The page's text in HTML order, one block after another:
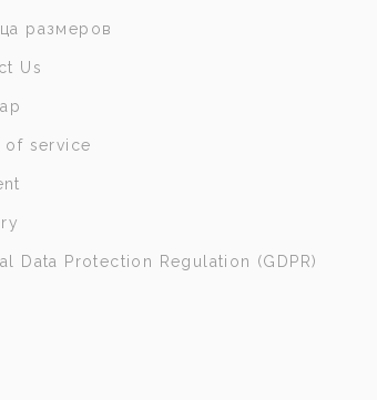
размеров
Us
of service
Data Protection Regulation (GDPR)